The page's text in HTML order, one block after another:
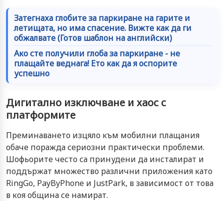
Затегнаха глобите за паркиране на гарите и
летищата, но има спасение. Вижте как да ги
обжалвате (Готов шаблон на английски)
Ако сте получили глоба за паркиране - не
плащайте веднага! Ето как да я оспорите
успешно
Дигитално изключване и хаос с
платформите
Преминаването изцяло към мобилни плащания
обаче поражда сериозни практически проблеми.
Шофьорите често са принудени да инсталират и
поддържат множество различни приложения като
RingGo, PayByPhone и JustPark, в зависимост от това
в коя община се намират.